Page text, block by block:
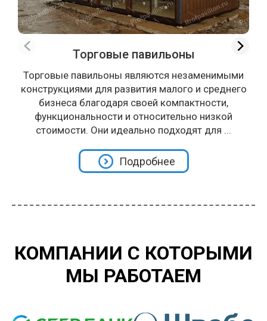
Торговые павильоны
Торговые павильоны являются незаменимыми
конструкциями для развития малого и среднего
бизнеса благодаря своей компактности,
функциональности и относительно низкой
стоимости. Они идеально подходят для ...
Подробнее
КОМПАНИИ С КОТОРЫМИ
МЫ РАБОТАЕМ